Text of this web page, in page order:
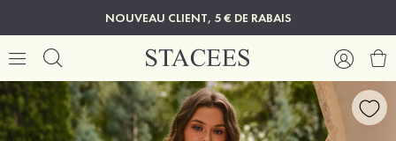
NOUVEAU CLIENT, 5 € DE RABAIS